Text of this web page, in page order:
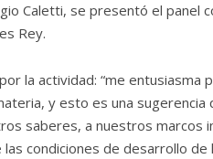
Caletti, se presentó el
Rey.
la actividad: “me entusiasma
y esto es una
saberes, a nuestros
condiciones de desarrollo